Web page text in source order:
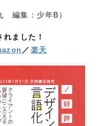
編集：少年B）
ました！
／ 楽天